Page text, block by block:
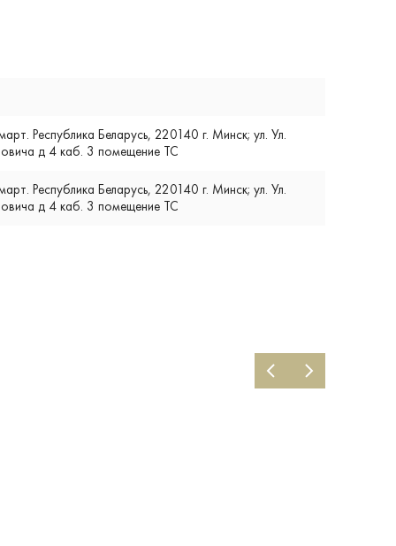
Республика Беларусь, 220140 г. Минск; ул. Ул.
д 4 каб. 3 помещение ТС
Республика Беларусь, 220140 г. Минск; ул. Ул.
д 4 каб. 3 помещение ТС